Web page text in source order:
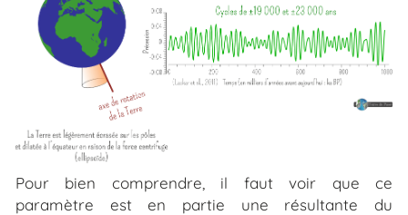
Pour bien comprendre, il faut voir que ce
paramètre est en partie une résultante du